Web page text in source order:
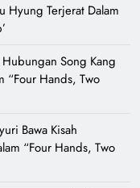
Hyung Terjerat Dalam
Song Kang
“Four Hands, Two
Bawa Kisah
“Four Hands, Two